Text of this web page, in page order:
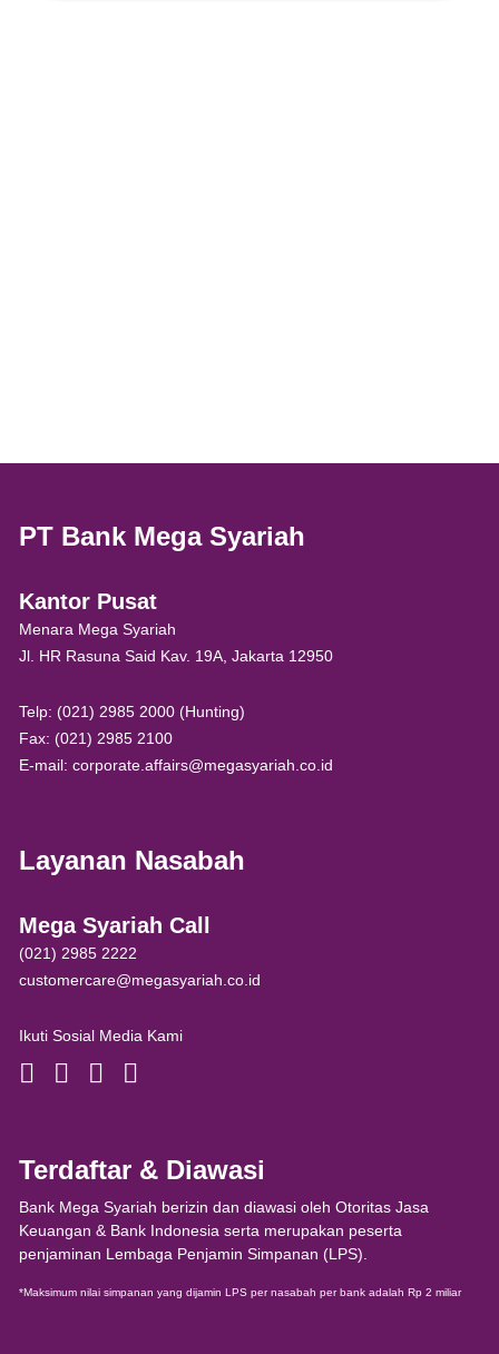
PT Bank Mega Syariah
Kantor Pusat
Menara Mega Syariah
Jl. HR Rasuna Said Kav. 19A, Jakarta 12950
Telp: (021) 2985 2000 (Hunting)
Fax: (021) 2985 2100
E-mail: corporate.affairs@megasyariah.co.id
Layanan Nasabah
Mega Syariah Call
(021) 2985 2222
customercare@megasyariah.co.id
Ikuti Sosial Media Kami
Terdaftar & Diawasi
Bank Mega Syariah berizin dan diawasi oleh Otoritas Jasa
Keuangan & Bank Indonesia serta merupakan peserta
penjaminan Lembaga Penjamin Simpanan (LPS).
*Maksimum nilai simpanan yang dijamin LPS per nasabah per bank adalah Rp 2 miliar